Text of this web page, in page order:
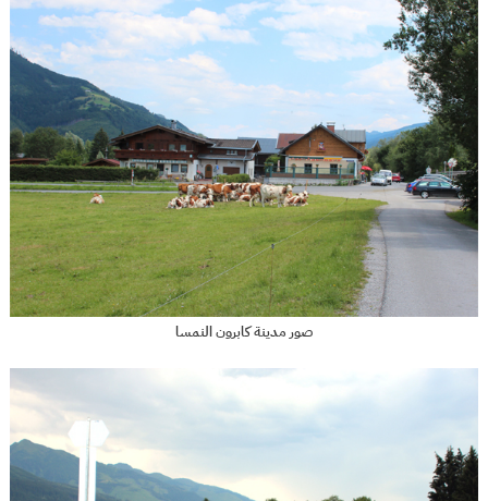
صور مدينة كابرون النمسا